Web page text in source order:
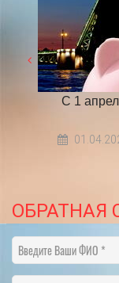
С 1
ОБРАТНАЯ
Введите Ваши ФИО